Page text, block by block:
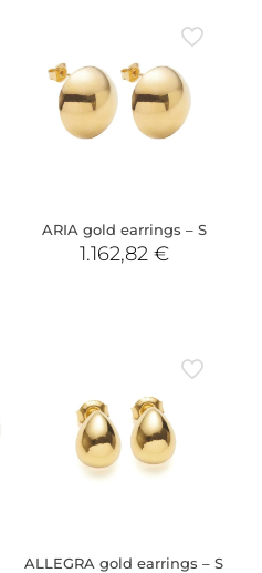
ARIA gold earrings – S
1.162,82 €
ALLEGRA gold earrings – S